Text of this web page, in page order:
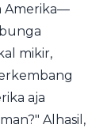
Amerika—
mikir,
aja
Alhasil,